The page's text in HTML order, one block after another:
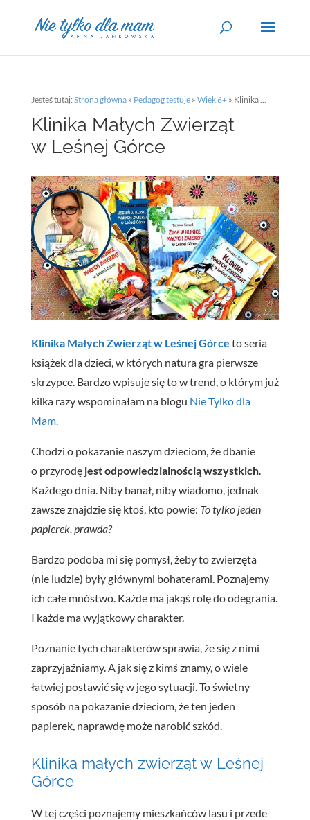
Jesteś tutaj: Strona główna» Pedagog testuje» Wiek 6+» Klinika Małych Zwierząt w Leśnej Górce
Klinika Małych Zwierząt
w Leśnej Górce
Klinika Małych Zwierząt w Leśnej Górce to seria
książek dla dzieci, w których natura gra pierwsze
skrzypce. Bardzo wpisuje się to w trend, o którym już
kilka razy wspominałam na blogu Nie Tylko dla
Mam.
Chodzi o pokazanie naszym dzieciom, że dbanie
o przyrodęjest odpowiedzialnością wszystkich.
Każdego dnia. Niby banał, niby wiadomo, jednak
zawsze znajdzie się ktoś, kto powie: To tylko jeden
papierek, prawda?
Bardzo podoba mi się pomysł, żeby to zwierzęta
(nie ludzie) były głównymi bohaterami. Poznajemy
ich całe mnóstwo. Każde ma jakąś rolę do odegrania.
I każde ma wyjątkowy charakter.
Poznanie tych charakterów sprawia, że się z nimi
zaprzyjaźniamy. A jak się z kimś znamy, o wiele
łatwiej postawić się w jego sytuacji. To świetny
sposób na pokazanie dzieciom, że ten jeden
papierek, naprawdę może narobić szkód.
Klinika małych zwierząt w Leśnej
Górce
W tej części poznajemy mieszkańców lasu i przede